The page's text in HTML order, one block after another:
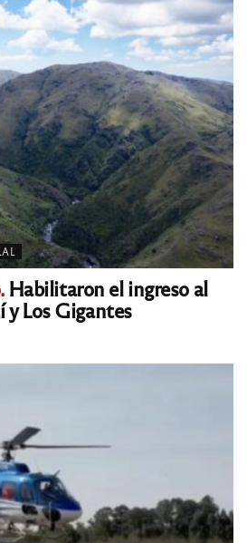
Habilitaron el ingreso al
y Los Gigantes